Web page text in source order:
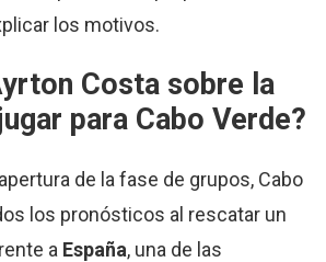
los motivos.
Costa sobre la
para Cabo Verde?
de la fase de grupos, Cabo
los pronósticos al rescatar un
a España, una de las